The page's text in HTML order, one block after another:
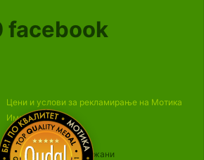
facebook
Цени и услови за рекламирање на Мотика
Импресум
Сите права се задржани